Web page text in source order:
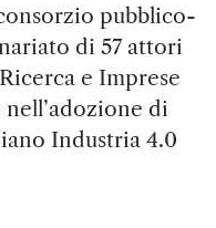
pubblico-
di 57 attori
e Imprese
di
Industria 4.0